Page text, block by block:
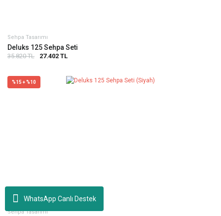
WhatsApp Canlı Destek
Sehpa Tasarımı
Deluks 125 Sehpa Seti
35.820 TL 27.402 TL
%15 + %10
Sehpa Tasarımı